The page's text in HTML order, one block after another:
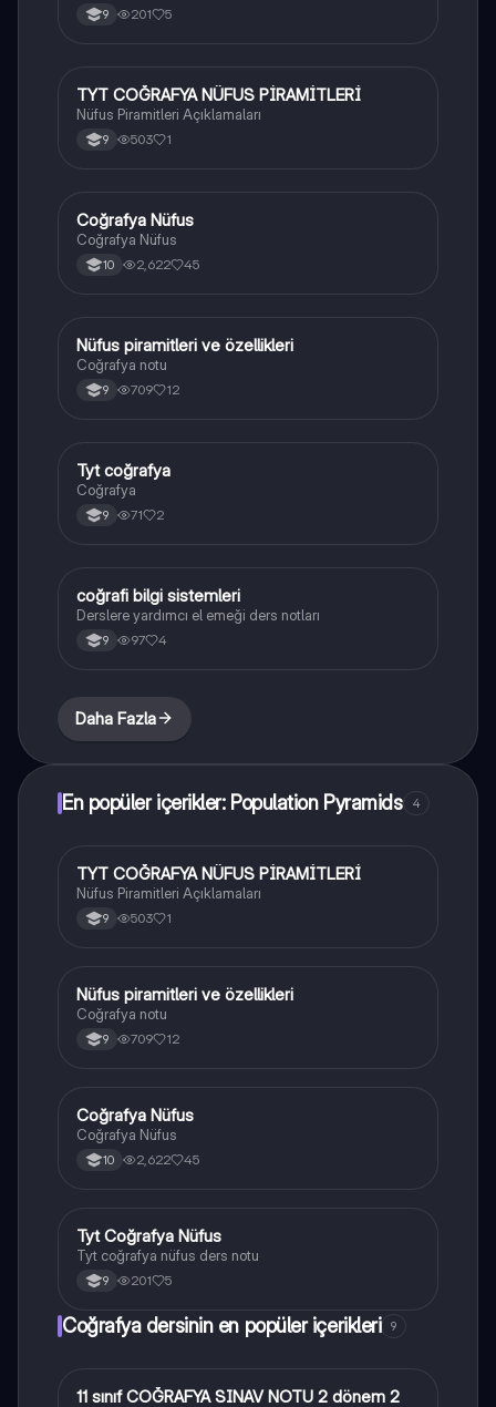
9 201 5
Coğrafya
TYT COĞRAFYA NÜFUS PİRAMİTLERİ
Nüfus Piramitleri Açıklamaları
9 503 1
Coğrafya
Coğrafya Nüfus
Coğrafya Nüfus
10 2,622 45
Coğrafya
Nüfus piramitleri ve özellikleri
Coğrafya notu
9 709 12
Coğrafya
Tyt coğrafya
Coğrafya
9 71 2
Coğrafya
coğrafi bilgi sistemleri
Derslere yardımcı el emeği ders notları
9 97 4
Daha Fazla
En popüler içerikler: Population Pyramids 4
Coğrafya
TYT COĞRAFYA NÜFUS PİRAMİTLERİ
Nüfus Piramitleri Açıklamaları
9 503 1
Coğrafya
Nüfus piramitleri ve özellikleri
Coğrafya notu
9 709 12
Coğrafya
Coğrafya Nüfus
Coğrafya Nüfus
10 2,622 45
Coğrafya
Tyt Coğrafya Nüfus
Tyt coğrafya nüfus ders notu
9 201 5
Coğrafya dersinin en popüler içerikleri 9
Coğrafya
11 sınıf COĞRAFYA SINAV NOTU 2 dönem 2